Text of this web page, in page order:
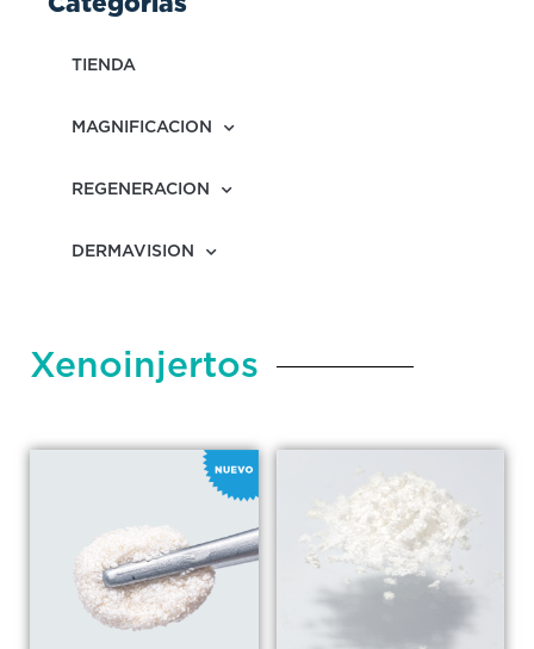
TIENDA
MAGNIFICACION
REGENERACION
DERMAVISION
Xenoinjertos
Rango
precios: